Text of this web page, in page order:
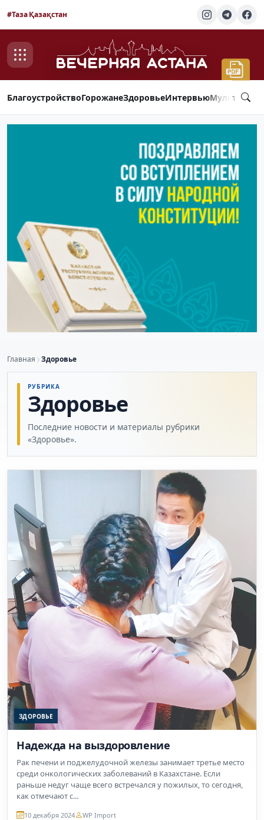
#Таза Қазақстан
БлагоустройствоГорожанеЗдоровьеИнтервью
Главная Здоровье
РУБРИКА
Здоровье
Последние новости и материалы рубрики
«Здоровье».
ЗДОРОВЬЕ
Надежда на выздоровление
Рак печени и поджелудочной железы занимает третье место
среди онкологических заболеваний в Казахстане. Если
раньше недуг чаще всего встречался у пожилых, то сегодня,
как отмечают с...
10 декабря 2024 WP Import